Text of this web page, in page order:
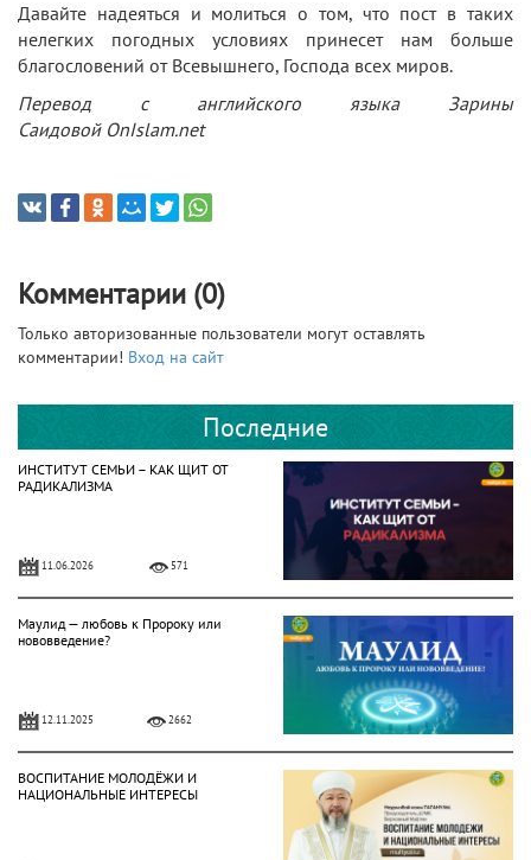
Давайте надеяться и молиться о том, что пост в таких
нелегких погодных условиях принесет нам больше
благословений от Всевышнего, Господа всех миров.
Перевод с английского языка Зарины
Саидовой OnIslam.net
Комментарии (0)
Только авторизованные пользователи могут оставлять
комментарии! Вход на сайт
Последние
ИНСТИТУТ СЕМЬИ – КАК ЩИТ ОТ
РАДИКАЛИЗМА
11.06.2026 571
Маулид — любовь к Пророку или
нововведение?
12.11.2025 2662
ВОСПИТАНИЕ МОЛОДЁЖИ И
НАЦИОНАЛЬНЫЕ ИНТЕРЕСЫ